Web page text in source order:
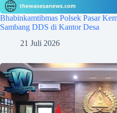
Bhabinkamtibmas Polsek Pasar
Sambang DDS di Kantor Desa
21 Juli 2026